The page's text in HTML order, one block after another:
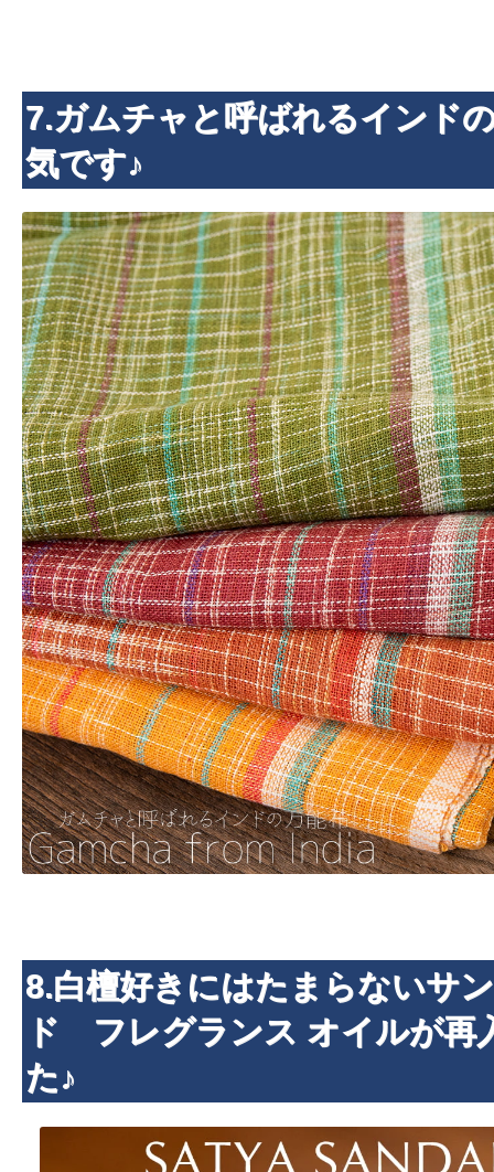
7.ガムチャと呼ばれるインド
気です♪
8.白檀好きにはたまらないサ
ド フレグランス オイルが再
た♪